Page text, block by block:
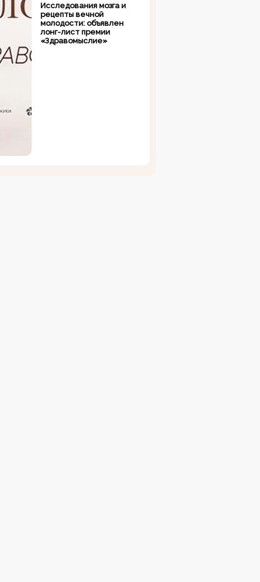
Исследования мозга и
рецепты вечной
молодости: объявлен
лонг-лист премии
«Здравомыслие»